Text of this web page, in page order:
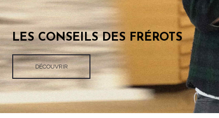
LES CONSEILS DES FRÉROTS
DÉCOUVRIR